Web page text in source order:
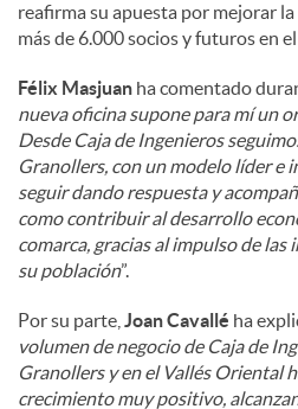
reafirma su apuesta por mejorar
más de 6.000 socios y futuros en
Félix Masjuan ha comentado
nueva oficina supone para mí un
Desde Caja de Ingenieros
Granollers, con un modelo líder e
seguir dando respuesta y
como contribuir al desarrollo
comarca, gracias al impulso de
su población”.
Por su parte, Joan Cavallé ha
volumen de negocio de Caja de
Granollers y en el Vallés Oriental
crecimiento muy positivo,